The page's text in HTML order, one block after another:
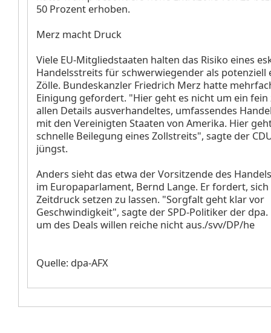
50 Prozent erhoben.
Merz macht Druck
Viele EU-Mitgliedstaaten halten das Risiko eines
Handelsstreits für schwerwiegender als potenziell
Zölle. Bundeskanzler Friedrich Merz hatte
Einigung gefordert. "Hier geht es nicht um ein fein
allen Details ausverhandeltes, umfassendes
mit den Vereinigten Staaten von Amerika. Hier
schnelle Beilegung eines Zollstreits", sagte der
jüngst.
Anders sieht das etwa der Vorsitzende des
im Europaparlament, Bernd Lange. Er fordert,
Zeitdruck setzen zu lassen. "Sorgfalt geht klar vor
Geschwindigkeit", sagte der SPD-Politiker der dpa.
um des Deals willen reiche nicht aus./svv/DP/he
Quelle: dpa-AFX